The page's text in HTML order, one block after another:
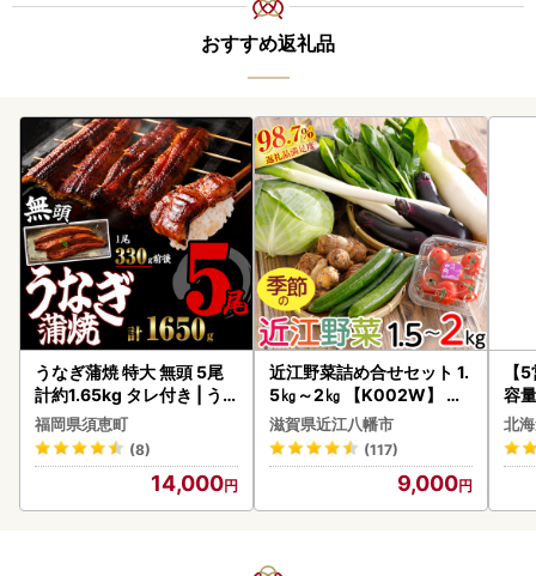
おすすめ返礼品
うなぎ蒲焼 特大 無頭 5尾
計約1.65kg タレ付き | う
なぎ蒲焼
福岡県須恵町
(8)
14,000
近江野菜詰め合せセット 1.
5㎏～2㎏ 【K002W】 野
菜 旬 新鮮
滋賀県近江八幡市
(117)
9,000
【
容
あ
ー
058
北